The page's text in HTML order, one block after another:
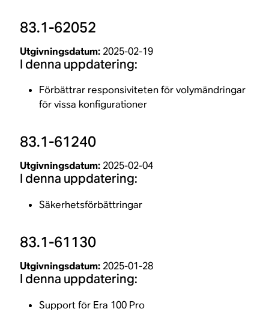
83.1-62052
Utgivningsdatum: 2025-02-19
I denna uppdatering:
Förbättrar responsiviteten för volymändringar
för vissa konfigurationer
83.1-61240
Utgivningsdatum: 2025-02-04
I denna uppdatering:
Säkerhetsförbättringar
83.1-61130
Utgivningsdatum: 2025-01-28
I denna uppdatering:
Support för Era 100 Pro